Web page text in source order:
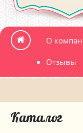
О
Отзывы
Каталог